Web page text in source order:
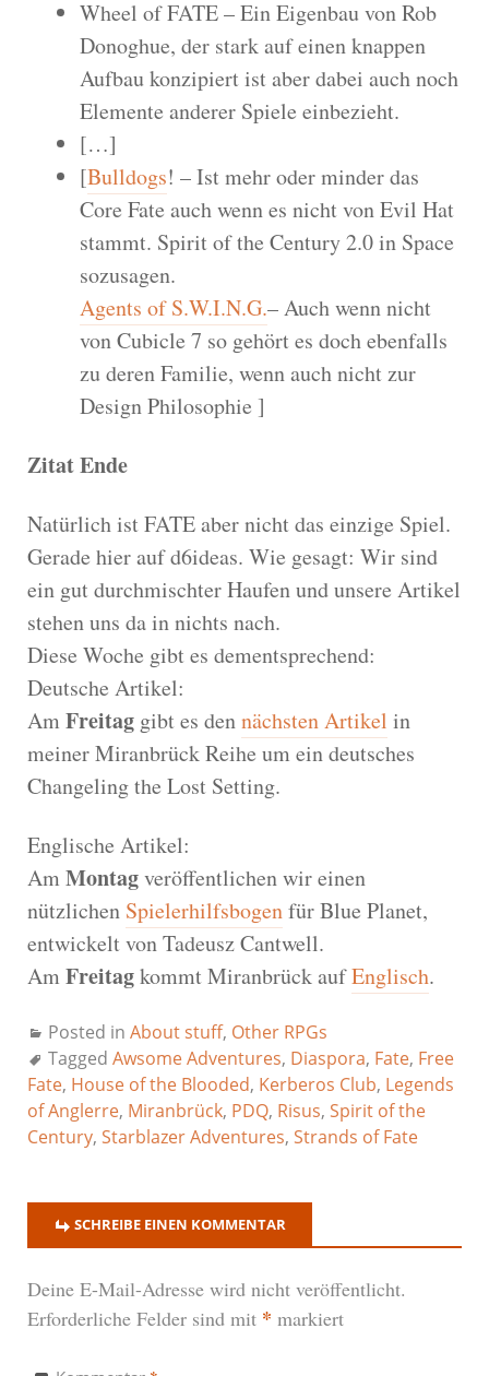
Wheel of FATE – Ein Eigenbau von Rob
Donoghue, der stark auf einen knappen
Aufbau konzipiert ist aber dabei auch noch
Elemente anderer Spiele einbezieht.
[…]
[Bulldogs! – Ist mehr oder minder das
Core Fate auch wenn es nicht von Evil Hat
stammt. Spirit of the Century 2.0 in Space
sozusagen.
Agents of S.W.I.N.G.– Auch wenn nicht
von Cubicle 7 so gehört es doch ebenfalls
zu deren Familie, wenn auch nicht zur
Design Philosophie ]
Zitat Ende
Natürlich ist FATE aber nicht das einzige Spiel.
Gerade hier auf d6ideas. Wie gesagt: Wir sind
ein gut durchmischter Haufen und unsere Artikel
stehen uns da in nichts nach.
Diese Woche gibt es dementsprechend:
Deutsche Artikel:
AmFreitag gibt es dennächsten Artikel in
meiner Miranbrück Reihe um ein deutsches
Changeling the Lost Setting.
Englische Artikel:
AmMontagveröffentlichen wir einen
nützlichen Spielerhilfsbogenfür Blue Planet,
entwickelt von Tadeusz Cantwell.
AmFreitagkommt Miranbrück aufEnglisch.
Posted in About stuff, Other RPGs
Tagged Awsome Adventures, Diaspora, Fate, Free
Fate, House of the Blooded, Kerberos Club, Legends
of Anglerre, Miranbrück, PDQ, Risus, Spirit of the
Century, Starblazer Adventures, Strands of Fate
SCHREIBE EINEN KOMMENTAR
Deine E-Mail-Adresse wird nicht veröffentlicht.
Erforderliche Felder sind mit * markiert